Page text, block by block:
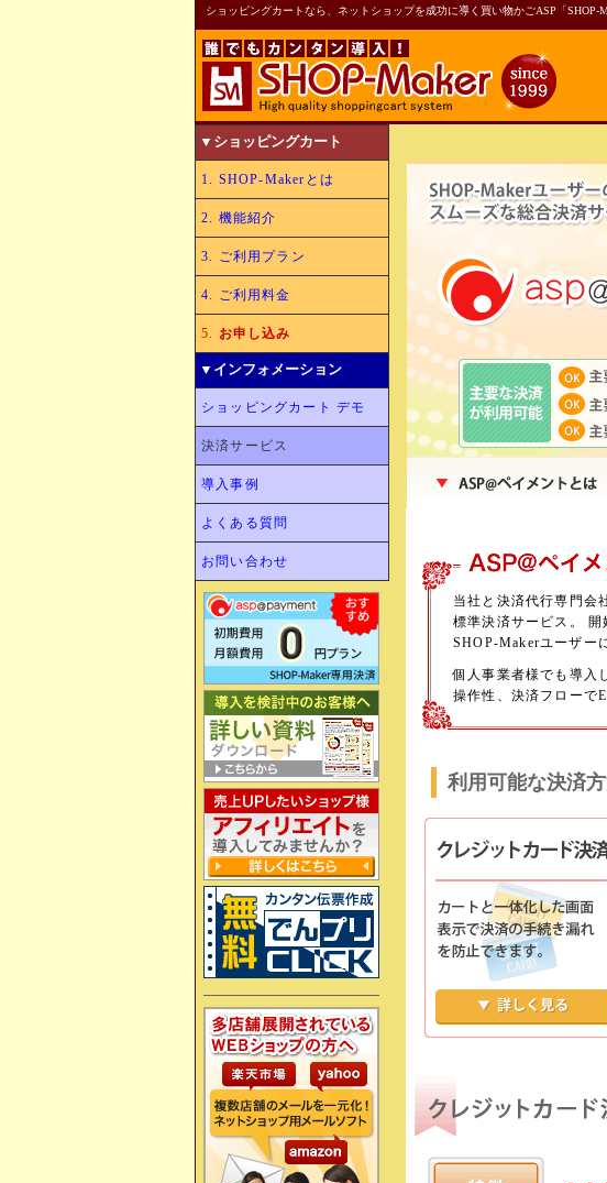
ショッピングカートなら、ネットショップを成功に導く買い物かごASP「SHOP-
▼ショッピングカート
1. SHOP-Makerとは
2. 機能紹介
3. ご利用プラン
4. ご利用料金
5. お申し込み
▼インフォメーション
ショッピングカート デモ
決済サービス
導入事例
よくある質問
お問い合わせ
当社と決済代行専門会
標準決済サービス。 開
SHOP-Makerユーザー
個人事業者様でも導入
操作性、決済フローで
利用可能な決済
OK。